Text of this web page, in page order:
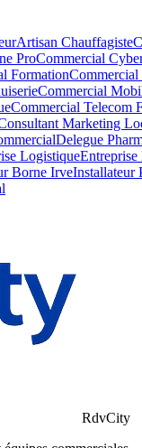
Artisan Chauffagiste
ProCommercial
FormationCommercial
Commercial
Commercial Telecom
Marketing
Delegue
LogistiqueEntreprise
Borne IrveInstallateur
RdvCity